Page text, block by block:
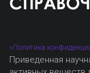
«Политика
Приведенная